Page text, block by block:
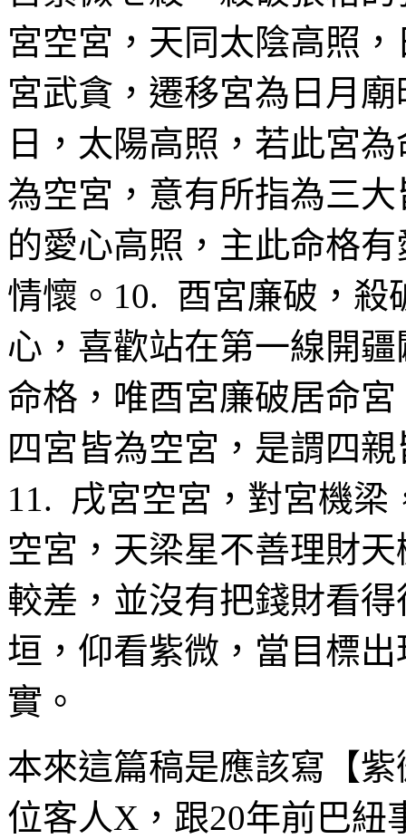
宮空宮，天同太陰高照
宮武貪，遷移宮為日月
日，太陽高照，若此宮
為空宮，意有所指為三
的愛心高照，主此命格
情懷。10. 酉宮廉破，殺
心，喜歡站在第一線開
命格，唯酉宮廉破居命
四宮皆為空宮，是謂四
11. 戌宮空宮，對宮機梁
空宮，天梁星不善理財
較差，並沒有把錢財看
垣，仰看紫微，當目標
實。
本來這篇稿是應該寫【
位客人X，跟20年前巴紐